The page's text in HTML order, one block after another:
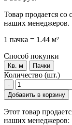
Товар продается со
наших менеджеров.
1 пачка = 1.44 м²
Способ покупки
Кв. м Пачки
Количество (шт.)
-
Добавить в корзину
Этот товар
наших менеджеров: